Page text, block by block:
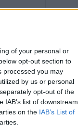
of your personal or
opt-out section to
processed you may
by us or personal
opt-out of the
list of downstream
on the IAB’s List of